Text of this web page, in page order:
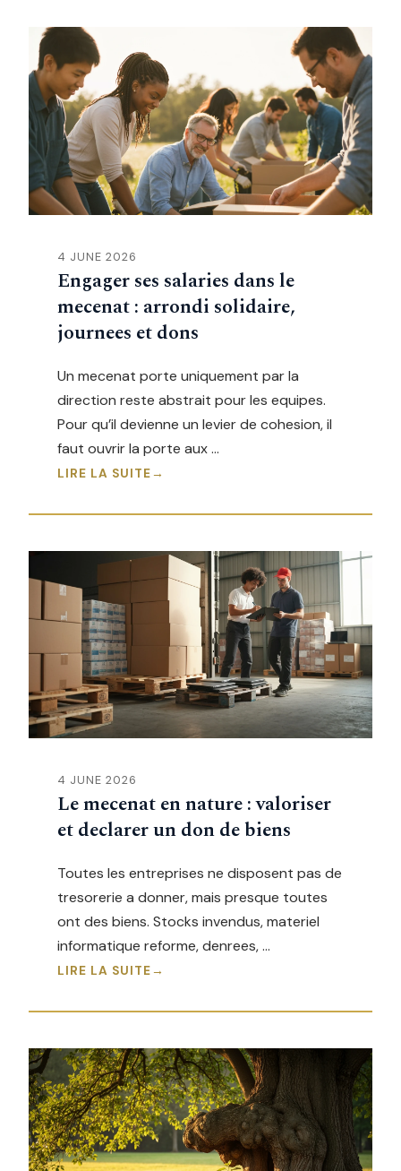
4 JUNE 2026
Engager ses salaries dans le
mecenat : arrondi solidaire,
journees et dons
Un mecenat porte uniquement par la
direction reste abstrait pour les equipes.
Pour qu’il devienne un levier de cohesion, il
faut ouvrir la porte aux …
LIRE LA SUITE
4 JUNE 2026
Le mecenat en nature : valoriser
et declarer un don de biens
Toutes les entreprises ne disposent pas de
tresorerie a donner, mais presque toutes
ont des biens. Stocks invendus, materiel
informatique reforme, denrees, …
LIRE LA SUITE